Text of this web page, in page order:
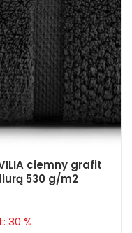
ciemny grafit
530 g/m2
30 %